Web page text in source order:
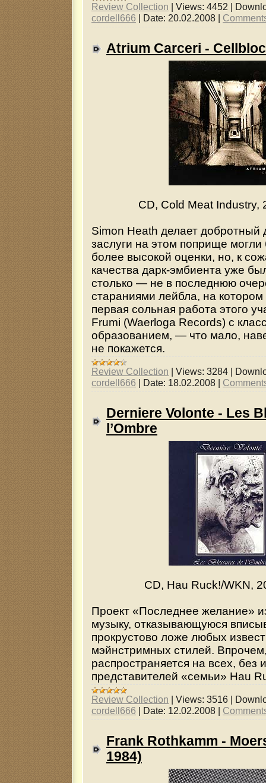
Review Collection | Views: 4452 |
cordell666 | Date: 20.02.2008 |
Atrium Carceri -
CD, Cold Meat Industry,
Simon Heath делает добротный
заслуги на этом поприще
более высокой оценки, но, к
качества дарк-эмбиента уже
столько — не в последнюю
стараниями лейбла, на котором
первая сольная работа этого
Frumi (Waerloga Records) с
образованием, — что мало,
не покажется.
Review Collection | Views: 3284 |
cordell666 | Date: 18.02.2008 |
Derniere Volonte - Les
l’Ombre
CD, Hau Ruck!/WKN,
Проект «Последнее желание»
музыку, отказывающуюся
прокрустово ложе любых
мэйнстримных стилей.
распространяется на всех, без
представителей «семьи» Hau
Review Collection | Views: 3516 |
cordell666 | Date: 12.02.2008 |
Frank Rothkamm -
1984)